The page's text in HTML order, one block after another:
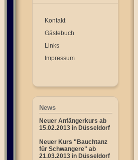
Kontakt
Gästebuch
Links
Impressum
News
Neuer Anfängerkurs ab
15.02.2013 in Düsseldorf
Neuer Kurs "Bauchtanz
für Schwangere" ab
21.03.2013 in Düsseldorf